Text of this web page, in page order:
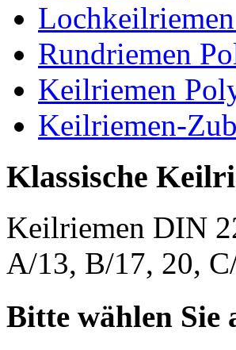
Rundriemen
Keilriemen
Keilriemen-
Klassische
Keilriemen DIN
A/13, B/17, 20,
Bitte wählen Sie